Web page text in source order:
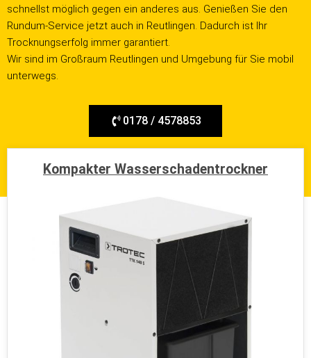
p
r
n
g
schnellst möglich gegen ein anderes aus. Genießen Sie den
Rundum-Service jetzt auch in Reutlingen. Dadurch ist Ihr
Trocknungserfolg immer garantiert.
Wir sind im Großraum Reutlingen und Umgebung für Sie mobil
unterwegs.
0178 / 4578853
stuttgart@wir-machen-trocken.de
Kompakter Wasserschadentrockner